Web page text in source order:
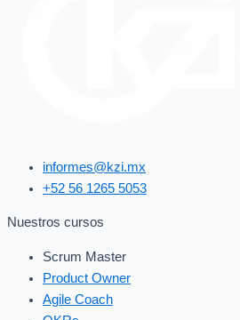
informes@kzi.mx
+52 56 1265 5053
Nuestros cursos
Scrum Master
Product Owner
Agile Coach